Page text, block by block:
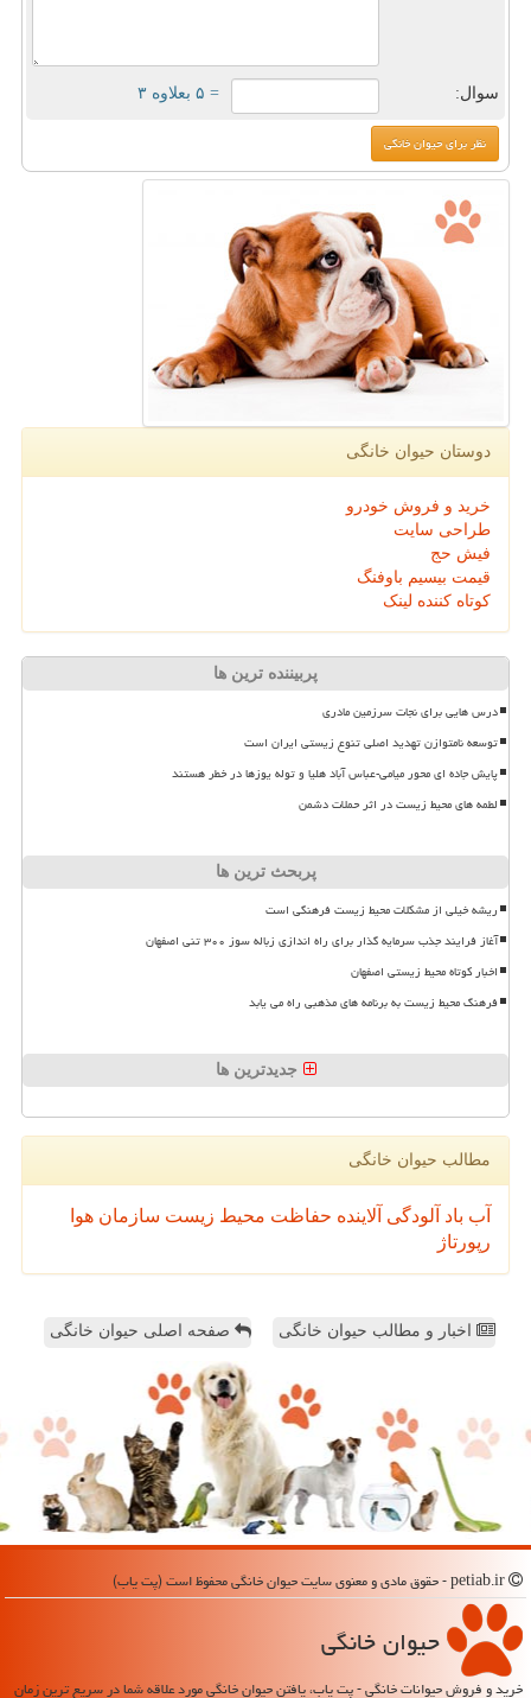
سوال: = ۵ بعلاوه ۳
دوستان حیوان خانگی
خرید و فروش خودرو
طراحی سایت
فیش حج
قیمت بیسیم باوفنگ
کوتاه کننده لینک
پربیننده ترین ها
درس هایی برای نجات سرزمین مادری
توسعه نامتوازن تهدید اصلی تنوع زیستی ایران است
پایش جاده ای محور میامی-عباس آباد هلیا و توله یوزها در خطر هستند
لطمه های محیط زیست در اثر حملات دشمن
پربحث ترین ها
ریشه خیلی از مشکلات محیط زیست فرهنگی است
آغاز فرایند جذب سرمایه گذار برای راه اندازی زباله سوز ۳۰۰ تنی اصفهان
اخبار کوتاه محیط زیستی اصفهان
فرهنگ محیط زیست به برنامه های مذهبی راه می یابد
جدیدترین ها
مطالب حیوان خانگی
آب باد آلودگی آلاینده حفاظت محیط زیست سازمان هوا
رپورتاژ
اخبار و مطالب حیوان خانگی صفحه اصلی حیوان خانگی
حیوان خانگی
خرید و فروش حیوانات خانگی - پت یاب، یافتن حیوان خانگی مورد علاقه شما در سریع ترین زمان